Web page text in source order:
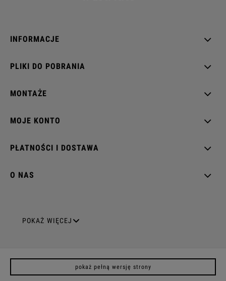
INFORMACJE
PLIKI DO POBRANIA
MONTAŻE
MOJE KONTO
PŁATNOŚCI I DOSTAWA
O NAS
GNIAZDA ELEKTRYCZNE
Gniazda podwójne z uziemieniem
POKAŻ WIĘCEJ
pokaż pełną wersję strony